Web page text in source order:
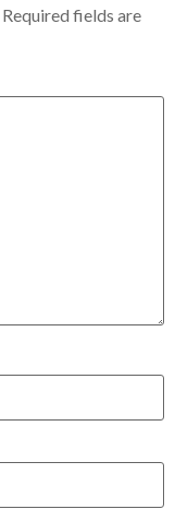
Required fields are